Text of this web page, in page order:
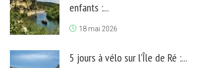
enfants :...
18 mai 2026
5 jours à vélo sur l’Île de Ré :...